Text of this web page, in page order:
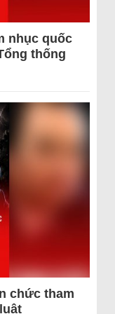
nhục quốc
thống
chức tham